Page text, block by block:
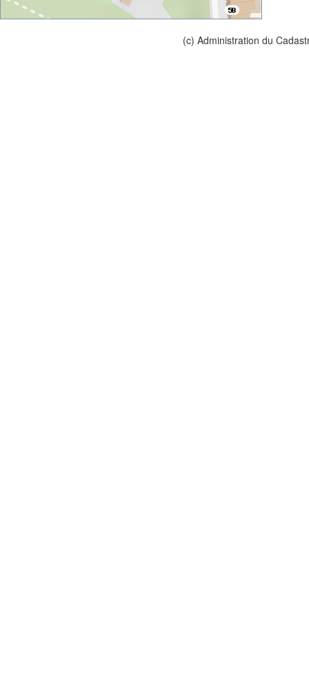
(c) Administration du